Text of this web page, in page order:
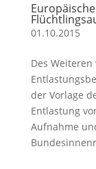
01.10.2015
Des
der Vorlage
Entlastung
Aufnahme